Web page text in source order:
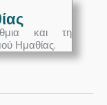
και τη
Ημαθίας.